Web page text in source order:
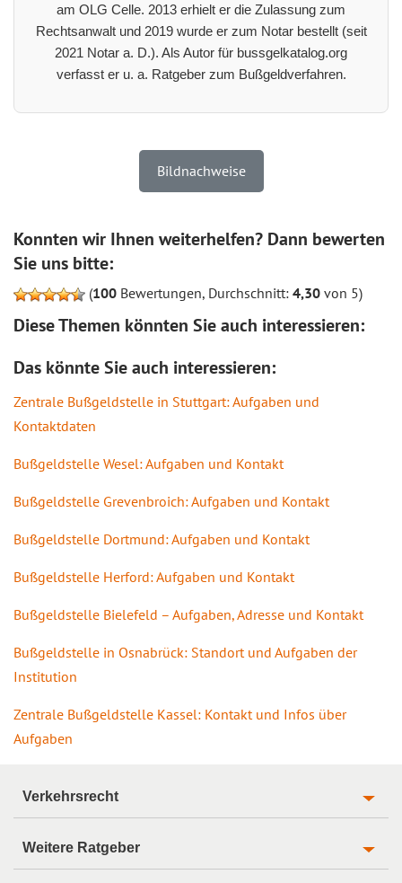
am OLG Celle. 2013 erhielt er die Zulassung zum
Rechtsanwalt und 2019 wurde er zum Notar bestellt (seit
2021 Notar a. D.). Als Autor für bussgelkatalog.org
verfasst er u. a. Ratgeber zum Bußgeldverfahren.
Bildnachweise
Konnten wir Ihnen weiterhelfen? Dann bewerten
Sie uns bitte:
(100 Bewertungen, Durchschnitt: 4,30 von 5)
Diese Themen könnten Sie auch interessieren:
Das könnte Sie auch interessieren:
Zentrale Bußgeldstelle in Stuttgart: Aufgaben und
Kontaktdaten
Bußgeldstelle Wesel: Aufgaben und Kontakt
Bußgeldstelle Grevenbroich: Aufgaben und Kontakt
Bußgeldstelle Dortmund: Aufgaben und Kontakt
Bußgeldstelle Herford: Aufgaben und Kontakt
Bußgeldstelle Bielefeld – Aufgaben, Adresse und Kontakt
Bußgeldstelle in Osnabrück: Standort und Aufgaben der
Institution
Zentrale Bußgeldstelle Kassel: Kontakt und Infos über
Aufgaben
Verkehrsrecht
Weitere Ratgeber